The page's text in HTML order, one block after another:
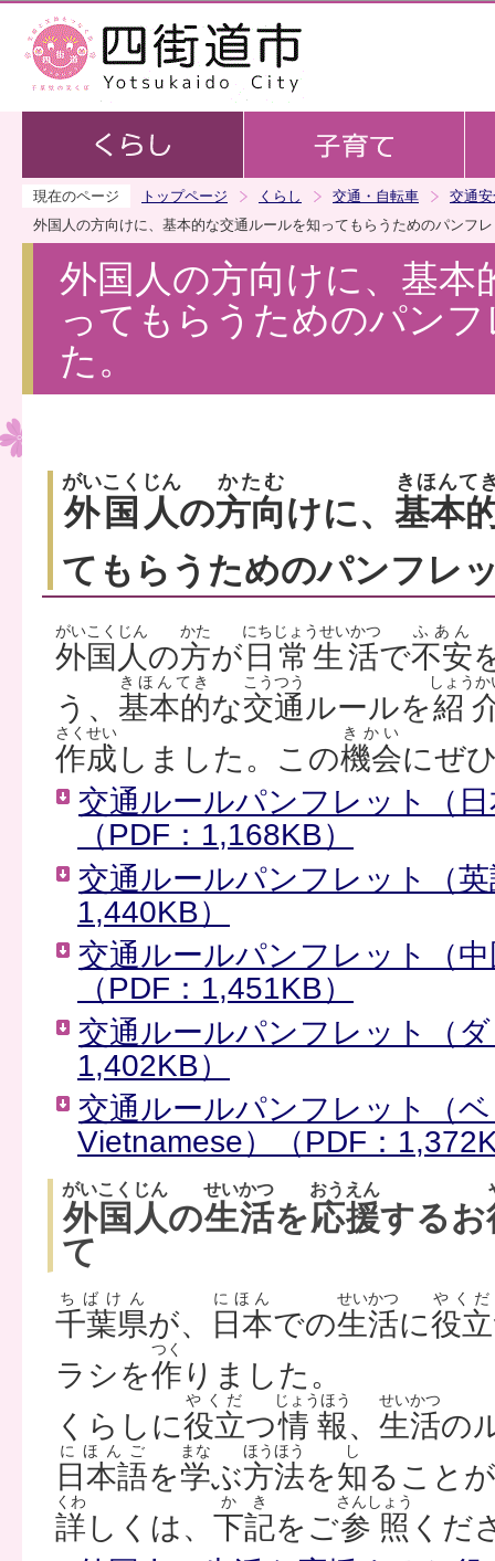
現在のページ トップページ くらし 交通・自転車
交通
外国人の方向けに、基本的な交通ルールを知ってもらうためのパンフ
外国人の方向けに、基本
ってもらうためのパン
た。
外国人
がいこくじん
の方向
かたむ
けに、 基本
きほんて
てもらうためのパンフレ
外国人
がいこくじん
の方
かた
が 日常生活
にちじょうせいかつ
で不安
ふあん
う、 基本的
きほんてき
な交通
こうつう
ルールを紹
しょうか
作成
さくせい
しました。この機会
きかい
にぜ
交通ルールパンフレット（
（PDF：1,168KB）
交通ルールパンフレット（
1,440KB）
交通ルールパンフレット（
（PDF：1,451KB）
交通ルールパンフレット（
1,402KB）
交通ルールパンフレット（
Vietnamese）（PDF：
外国人
がいこくじん
の生活
せいかつ
を応援
おうえん
するお
て
千葉県
ちばけん
が、 日本
にほん
での生活
せいかつ
に役立
やくだ
ラシを作
つく
りました。
くらしに役立
やくだ
つ情報
じょうほう
、 生活
せいかつ
の
日本語
にほんご
を学
まな
ぶ方法
ほうほう
を知
し
ること
詳
くわ
しくは、 下記
かき
をご参照
さんしょう
くだ